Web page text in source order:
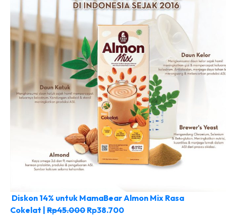
Diskon 14% untuk MamaBear Almon Mix Rasa
Cokelat | Rp45.000 Rp38.700